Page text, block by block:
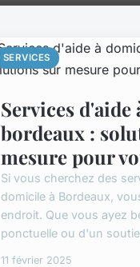
SERVICES
Services d'aide
bordeaux :
mesure pour
Si vous cherchez des
domicile à Bordeaux,
endroit. Que vous ayez
ponctuelle ou d'un
11 février 2025